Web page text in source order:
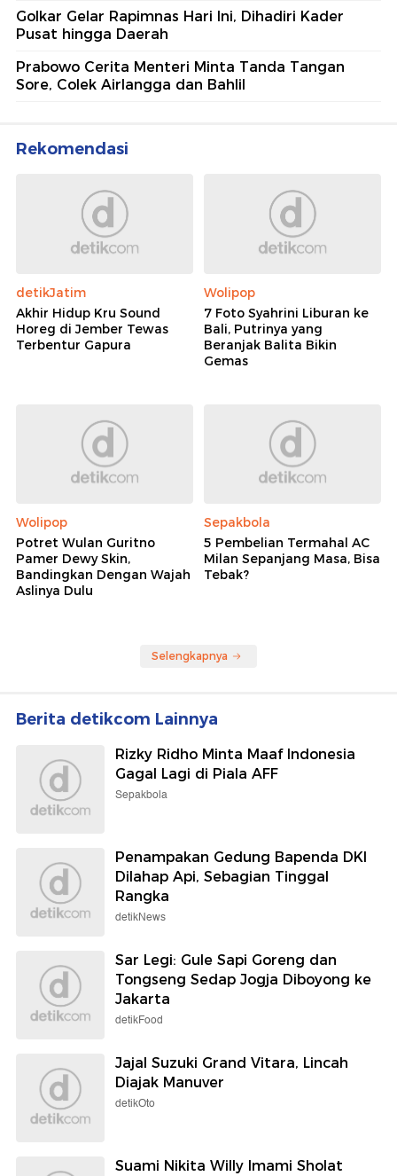
Golkar Gelar Rapimnas Hari Ini, Dihadiri Kader
Pusat hingga Daerah
Prabowo Cerita Menteri Minta Tanda Tangan
Sore, Colek Airlangga dan Bahlil
Rekomendasi
detikJatim
Akhir Hidup Kru Sound
Horeg di Jember Tewas
Terbentur Gapura
Wolipop
7 Foto Syahrini Liburan ke
Bali, Putrinya yang
Beranjak Balita Bikin
Gemas
Wolipop
Potret Wulan Guritno
Pamer Dewy Skin,
Bandingkan Dengan Wajah
Aslinya Dulu
Sepakbola
5 Pembelian Termahal AC
Milan Sepanjang Masa, Bisa
Tebak?
Selengkapnya
Berita detikcom Lainnya
Rizky Ridho Minta Maaf Indonesia
Gagal Lagi di Piala AFF
Sepakbola
Penampakan Gedung Bapenda DKI
Dilahap Api, Sebagian Tinggal
Rangka
detikNews
Sar Legi: Gule Sapi Goreng dan
Tongseng Sedap Jogja Diboyong ke
Jakarta
detikFood
Jajal Suzuki Grand Vitara, Lincah
Diajak Manuver
detikOto
Suami Nikita Willy Imami Sholat